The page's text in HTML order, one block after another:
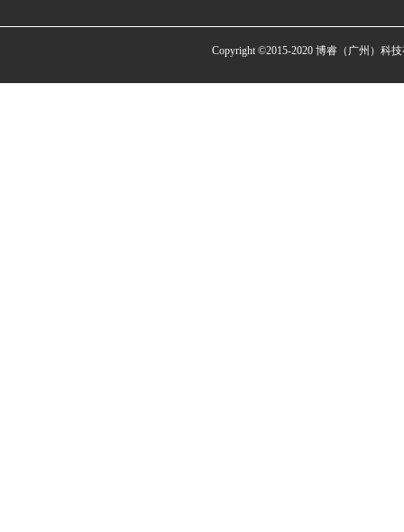
Copyright ©2015-2020 博睿（广州）科